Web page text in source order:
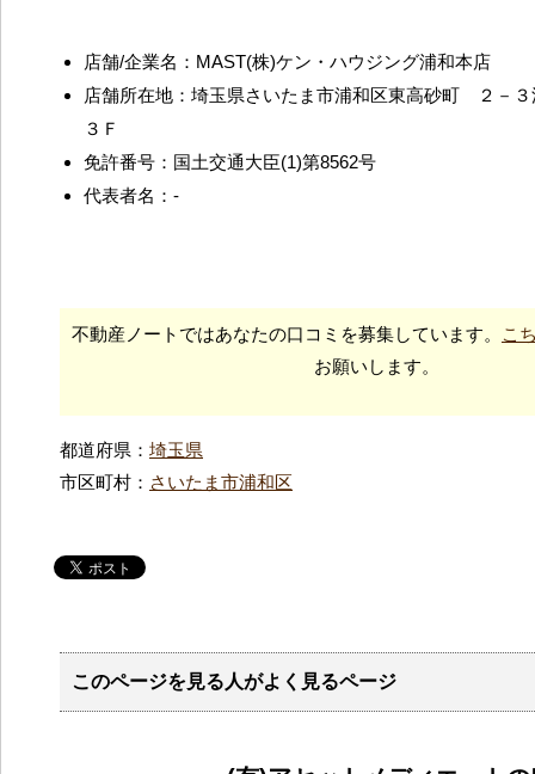
店舗/企業名：MAST(株)ケン・ハウジング浦和本店
店舗所在地：埼玉県さいたま市浦和区東高砂町 ２－
３Ｆ
免許番号：国土交通大臣(1)第8562号
代表者名：-
不動産ノートではあなたの口コミを募集しています。
こ
お願いします。
都道府県： 埼玉県
市区町村： さいたま市浦和区
このページを見る人がよく見るページ